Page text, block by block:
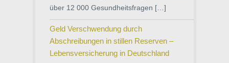
über 12 000 Gesundheitsfragen […]
Geld Verschwendung durch
Abschreibungen in stillen Reserven –
Lebensversicherung in Deutschland